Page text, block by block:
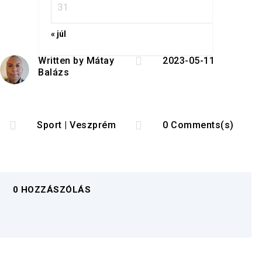
31
« júl
Written by Mátay
Balázs
 2023-05-11
 Sport |Veszprém  0 Comments(s)
0 HOZZÁSZÓLÁS